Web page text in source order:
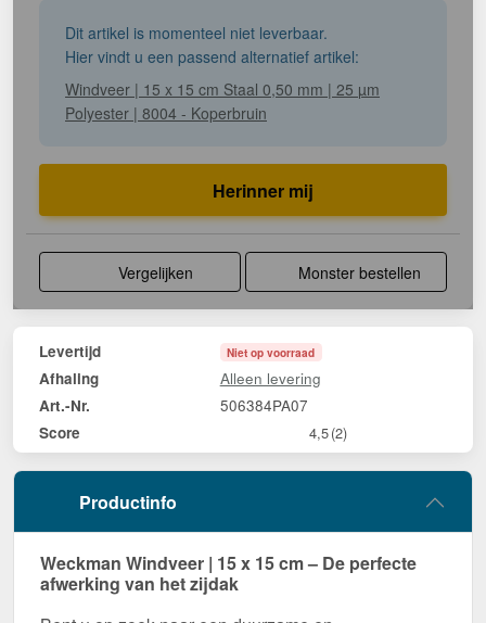
Dit artikel is momenteel niet leverbaar.
Hier vindt u een passend alternatief artikel:
Windveer | 15 x 15 cm Staal 0,50 mm | 25 µm
Polyester | 8004 - Koperbruin
Herinner mij
Vergelijken Monster bestellen
Levertijd Niet op voorraad
Afhaling Alleen levering
Art.-Nr. 506384PA07
Score 4,5(2)
Productinfo
Weckman Windveer | 15 x 15 cm – De perfecte
afwerking van het zijdak